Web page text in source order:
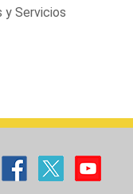
y Servicios